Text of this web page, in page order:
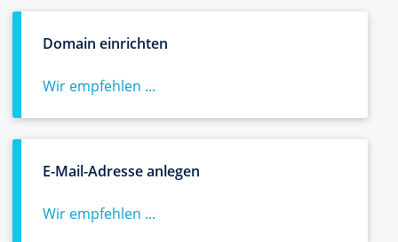
Domain einrichten
Wir empfehlen ...
E-Mail-Adresse anlegen
Wir empfehlen ...